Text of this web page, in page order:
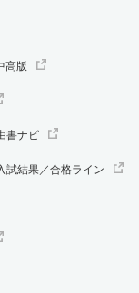
高版
書ナビ
試結果／合格ライン